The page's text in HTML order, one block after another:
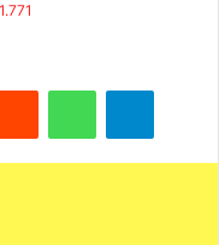
1.771
Reddit WhatsApp